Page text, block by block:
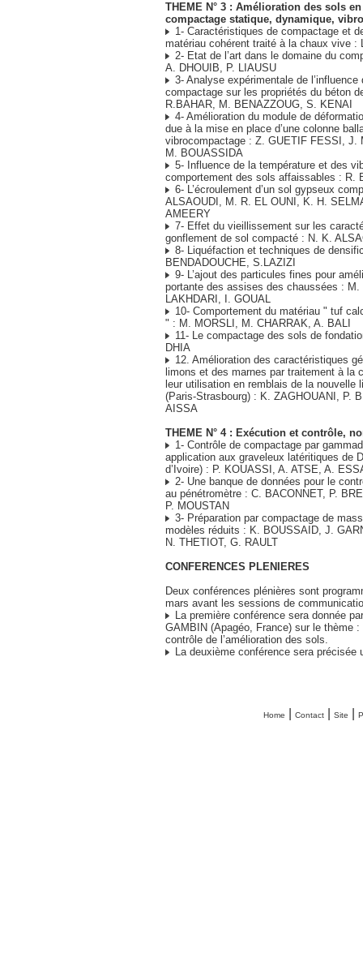
THEME N° 3 : Amélioration des sols
compactage statique, dynamique,
1- Caractéristiques de compactage et
matériau cohérent traité à la chaux vive :
2- Etat de l’art dans le domaine du
A. DHOUIB, P. LIAUSU
3- Analyse expérimentale de l’influence
compactage sur les propriétés du béton
R.BAHAR, M. BENAZZOUG, S. KENAI
4- Amélioration du module de
due à la mise en place d’une colonne
vibrocompactage : Z. GUETIF FESSI, J.
M. BOUASSIDA
5- Influence de la température et des
comportement des sols affaissables : R.
6- L’écroulement d’un sol gypseux
ALSAOUDI, M. R. EL OUNI, K. H.
AMEERY
7- Effet du vieillissement sur les
gonflement de sol compacté : N. K.
8- Liquéfaction et techniques de
BENDADOUCHE, S.LAZIZI
9- L’ajout des particules fines pour
portante des assises des chaussées :
LAKHDARI, I. GOUAL
10- Comportement du matériau " tuf
" : M. MORSLI, M. CHARRAK, A. BALI
11- Le compactage des sols de
DHIA
12. Amélioration des caractéristiques
limons et des marnes par traitement à la
leur utilisation en remblais de la nouvelle
(Paris-Strasbourg) : K. ZAGHOUANI, P.
AISSA
THEME N° 4 : Exécution et contrôle,
1- Contrôle de compactage par
application aux graveleux latéritiques de
d’Ivoire) : P. KOUASSI, A. ATSE, A.
2- Une banque de données pour le
au pénétromètre : C. BACONNET, P.
P. MOUSTAN
3- Préparation par compactage de
modèles réduits : K. BOUSSAID, J.
N. THETIOT, G. RAULT
CONFERENCES PLENIERES
Deux conférences plénières sont
mars avant les sessions de
La première conférence sera donnée
GAMBIN (Apagéo, France) sur le thème
contrôle de l’amélioration des sols.
La deuxième conférence sera précisée
Home Contact| Site